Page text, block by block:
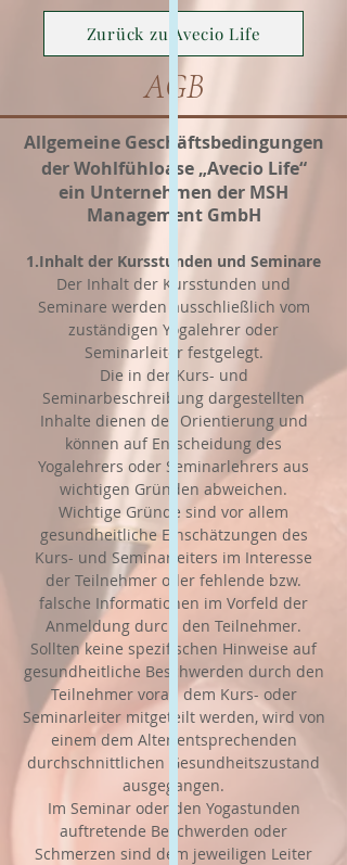
Zurück zu Avecio Life
AGB
Allgemeine Geschäftsbedingungen
der Wohlfühloase „Avecio Life“
ein Unternehmen der MSH
Management GmbH
1.Inhalt der Kursstunden und Seminare
Der Inhalt der Kursstunden und
Seminare werden ausschließlich vom
zuständigen Yogalehrer oder
Seminarleiter festgelegt.
Die in der Kurs- und
Seminarbeschreibung dargestellten
Inhalte dienen der Orientierung und
können auf Entscheidung des
Yogalehrers oder Seminarlehrers aus
wichtigen Gründen abweichen.
Wichtige Gründe sind vor allem
gesundheitliche Einschätzungen des
Kurs- und Seminarleiters im Interesse
der Teilnehmer oder fehlende bzw.
falsche Informationen im Vorfeld der
Anmeldung durch den Teilnehmer.
Sollten keine spezifischen Hinweise auf
gesundheitliche Beschwerden durch den
Teilnehmer vorab dem Kurs- oder
Seminarleiter mitgeteilt werden, wird von
einem dem Alter entsprechenden
durchschnittlichen Gesundheitszustand
ausgegangen.
Im Seminar oder den Yogastunden
auftretende Beschwerden oder
Schmerzen sind dem jeweiligen Leiter